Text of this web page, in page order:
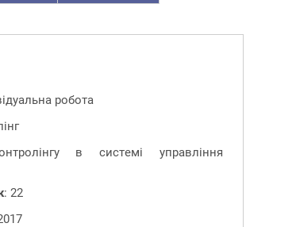
робота
в системі управління
: 22